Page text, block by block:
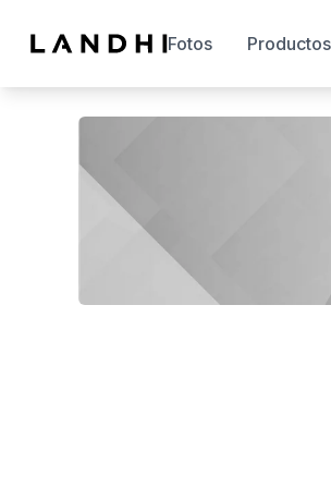
Fotos Productos